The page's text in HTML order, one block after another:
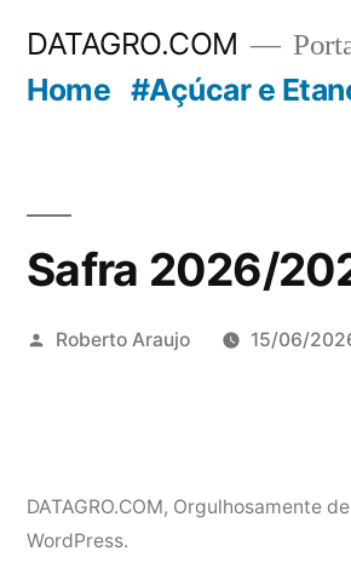
DATAGRO.COM
Home #Açúcar e
Safra 2026/
Publicado
Roberto Araujo 15/06/
DATAGRO.COM, Orgulhosamente
WordPress.